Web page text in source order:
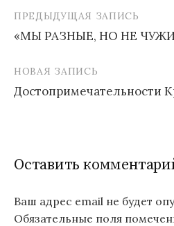
Навигация
по
записям
ПРЕДЫДУЩАЯ ЗАПИСЬ
«МЫ РАЗНЫЕ, НО НЕ
НОВАЯ ЗАПИСЬ
Достопримечательности
Оставить
Ваш адрес email не будет
Обязательные поля